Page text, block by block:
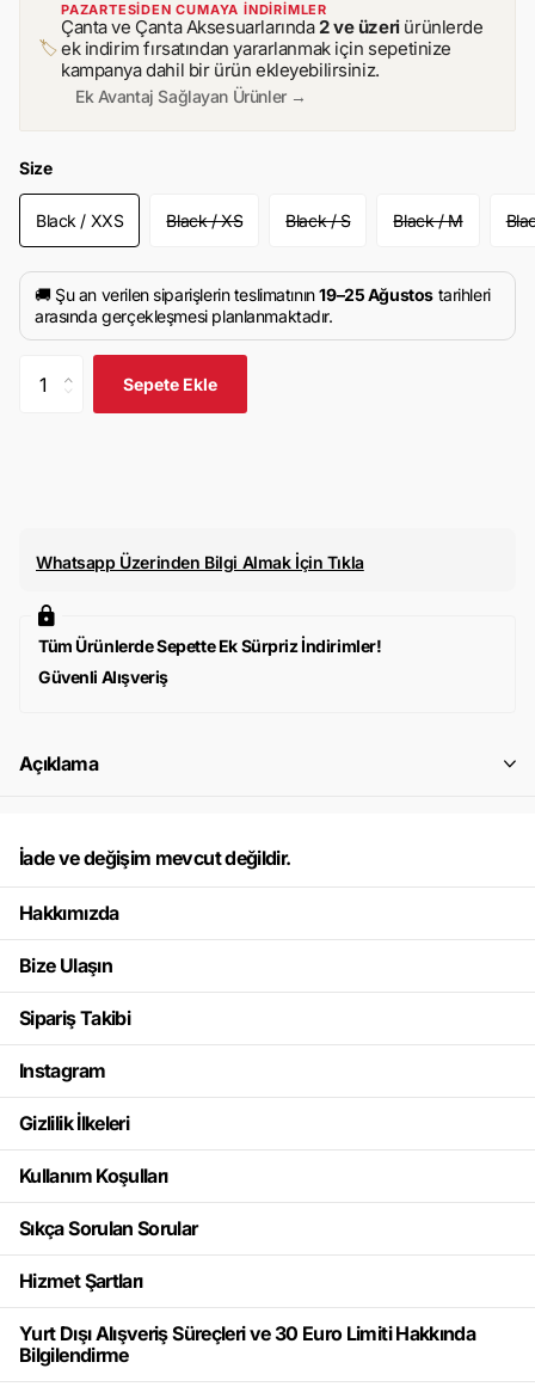
🏷️
PAZARTESİDEN CUMAYA İNDİRİMLER
Çanta ve Çanta Aksesuarlarında2 ve üzeriürünlerde
ek indirim fırsatından yararlanmak için sepetinize
kampanya dahil bir ürün ekleyebilirsiniz.
Ek Avantaj Sağlayan Ürünler →
Size
Black / XXS Black / XS Black / S Black / M
🚚 Şu an verilen siparişlerin teslimatının19–25 Ağustostarihleri
arasında gerçekleşmesi planlanmaktadır.
Sepete Ekle
Whatsapp Üzerinden Bilgi Almak İçin Tıkla
Tüm Ürünlerde Sepette Ek Sürpriz İndirimler!
Güvenli Alışveriş
Açıklama
İade ve değişim mevcut değildir.
Hakkımızda
Bize Ulaşın
Sipariş Takibi
Instagram
Gizlilik İlkeleri
Kullanım Koşulları
Sıkça Sorulan Sorular
Hizmet Şartları
Yurt Dışı Alışveriş Süreçleri ve 30 Euro Limiti Hakkında
Bilgilendirme